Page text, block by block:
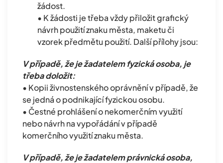
žádost.
• K žádosti je třeba vždy přiložit grafický
návrh použití znaku města, maketu či
vzorek předmětu použití. Další přílohy jsou:
V případě, že je žadatelem fyzická osoba, je
třeba doložit:
• Kopii živnostenského oprávnění v případě, že
se jedná o podnikající fyzickou osobu.
• Čestné prohlášení o nekomerčním využití
nebo návrh na vypořádání v případě
komerčního využití znaku města.
V případě, že je žadatelem právnická osoba,